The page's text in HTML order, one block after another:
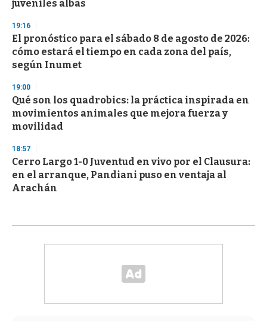
juveniles albas
19:16
El pronóstico para el sábado 8 de agosto de 2026:
cómo estará el tiempo en cada zona del país,
según Inumet
19:00
Qué son los quadrobics: la práctica inspirada en
movimientos animales que mejora fuerza y
movilidad
18:57
Cerro Largo 1-0 Juventud en vivo por el Clausura:
en el arranque, Pandiani puso en ventaja al
Arachán